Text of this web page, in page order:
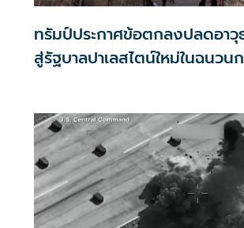
ทรัมป์ประกาศข้อตกลงปลดอาวุ
สู่รัฐบาลปาเลสไตน์ใหม่ในฉนวน